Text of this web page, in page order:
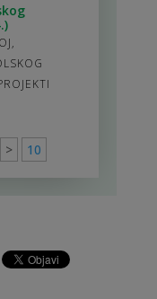
,
> 10